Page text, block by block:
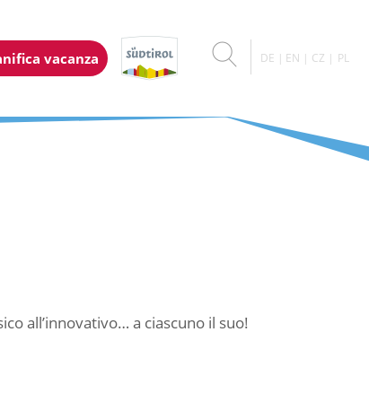
vacanza DE EN CZ PL
all’innovativo… a ciascuno il suo!